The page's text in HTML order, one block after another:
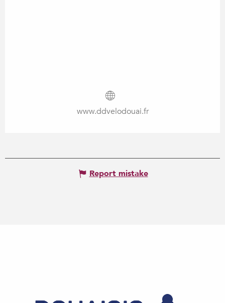
www.ddvelodouai.fr
Report mistake